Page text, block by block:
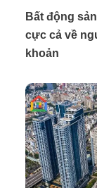
Bất động
cực cả về
khoản